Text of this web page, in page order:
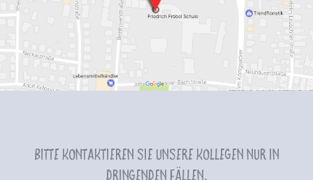
Bitte kontaktieren Sie unsere Kollegen nur in
dringenden Fällen.